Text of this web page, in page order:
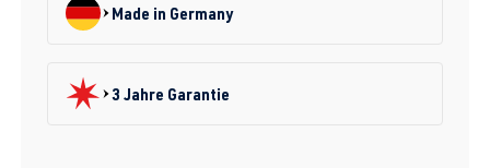
Made in Germany
3 Jahre Garantie